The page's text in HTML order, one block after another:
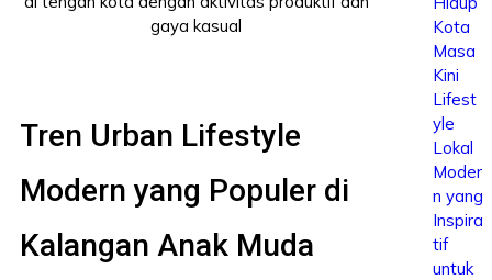
Tren Urban Lifestyle
Modern yang Populer di
Kalangan Anak Muda
Kota
Masa
Kini
Lifest
yle
Lokal
Moder
n yang
Inspira
tif
untuk